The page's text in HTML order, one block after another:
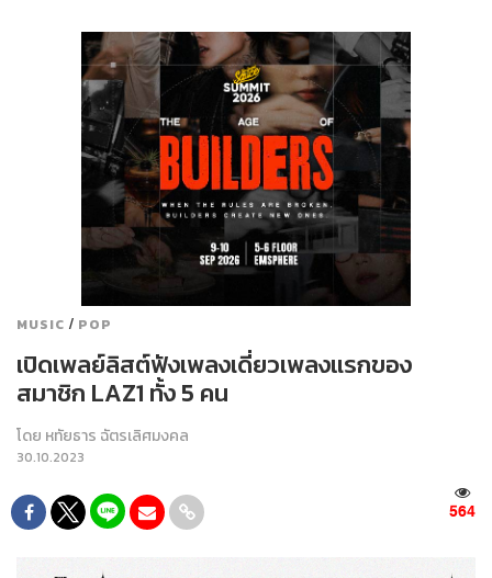
MUSIC / POP
เปิดเพลย์ลิสต์ฟังเพลงเดี่ยวเพลงแรกของ
สมาชิก LAZ1 ทั้ง 5 คน
โดย หทัยธาร ฉัตรเลิศมงคล
30.10.2023
564